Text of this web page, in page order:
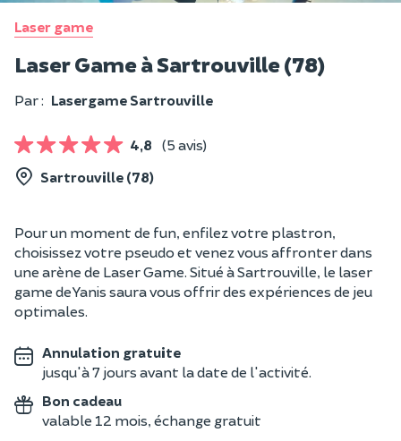
Laser game
Laser Game à Sartrouville (78)
Par : Lasergame Sartrouville
4,8
(5 avis)
Sartrouville (78)
Pour un moment de fun, enfilez votre plastron,
choisissez votre pseudo et venez vous affronter dans
une arène de Laser Game. Situé à Sartrouville, le laser
game de Yanis saura vous offrir des expériences de jeu
optimales.
Annulation gratuite
jusqu'à 7 jours avant la date de l'activité.
Bon cadeau
valable 12 mois, échange gratuit